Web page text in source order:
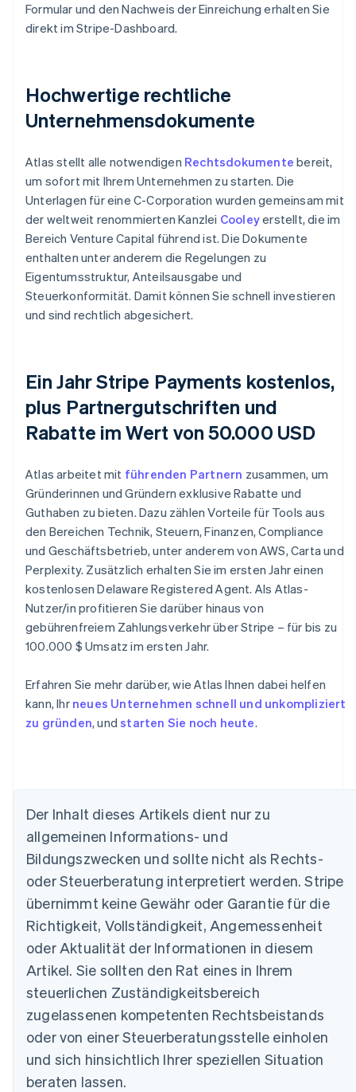
Formular und den Nachweis der Einreichung erhalten Sie
direkt im Stripe-Dashboard.
Hochwertige rechtliche
Unternehmensdokumente
Atlas stellt alle notwendigen Rechtsdokumente bereit,
um sofort mit Ihrem Unternehmen zu starten. Die
Unterlagen für eine C-Corporation wurden gemeinsam mit
der weltweit renommierten Kanzlei Cooleyerstellt, die im
Bereich Venture Capital führend ist. Die Dokumente
enthalten unter anderem die Regelungen zu
Eigentumsstruktur, Anteilsausgabe und
Steuerkonformität. Damit können Sie schnell investieren
und sind rechtlich abgesichert.
Ein Jahr Stripe Payments kostenlos,
plus Partnergutschriften und
Rabatte im Wert von 50.000 USD
Atlas arbeitet mit führenden Partnern zusammen, um
Gründerinnen und Gründern exklusive Rabatte und
Guthaben zu bieten. Dazu zählen Vorteile für Tools aus
den Bereichen Technik, Steuern, Finanzen, Compliance
und Geschäftsbetrieb, unter anderem von AWS, Carta und
Perplexity. Zusätzlich erhalten Sie im ersten Jahr einen
kostenlosen Delaware Registered Agent. Als Atlas-
Nutzer/in profitieren Sie darüber hinaus von
gebührenfreiem Zahlungsverkehr über Stripe – für bis zu
100.000 $ Umsatz im ersten Jahr.
Erfahren Sie mehr darüber, wie Atlas Ihnen dabei helfen
kann, Ihr neues Unternehmen schnell und unkompliziert
zu gründen, undstarten Sie noch heute.
Der Inhalt dieses Artikels dient nur zu
allgemeinen Informations- und
Bildungszwecken und sollte nicht als Rechts-
oder Steuerberatung interpretiert werden. Stripe
übernimmt keine Gewähr oder Garantie für die
Richtigkeit, Vollständigkeit, Angemessenheit
oder Aktualität der Informationen in diesem
Artikel. Sie sollten den Rat eines in Ihrem
steuerlichen Zuständigkeitsbereich
zugelassenen kompetenten Rechtsbeistands
oder von einer Steuerberatungsstelle einholen
und sich hinsichtlich Ihrer speziellen Situation
beraten lassen.
Australien
English
Belgien
Nederlands FrançaisDeutschEnglish
Brasilien
Português English
Bulgarien
English
Dänemark
Deutschland
DeutschEnglish
Estland
English
Festlandchina
简体中文English